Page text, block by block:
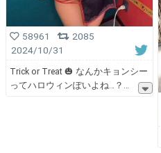
58961
2085
2024/10/31
Trick or Treat 🎃 なんかキョンシー
ってハロウィンぽいよね…？